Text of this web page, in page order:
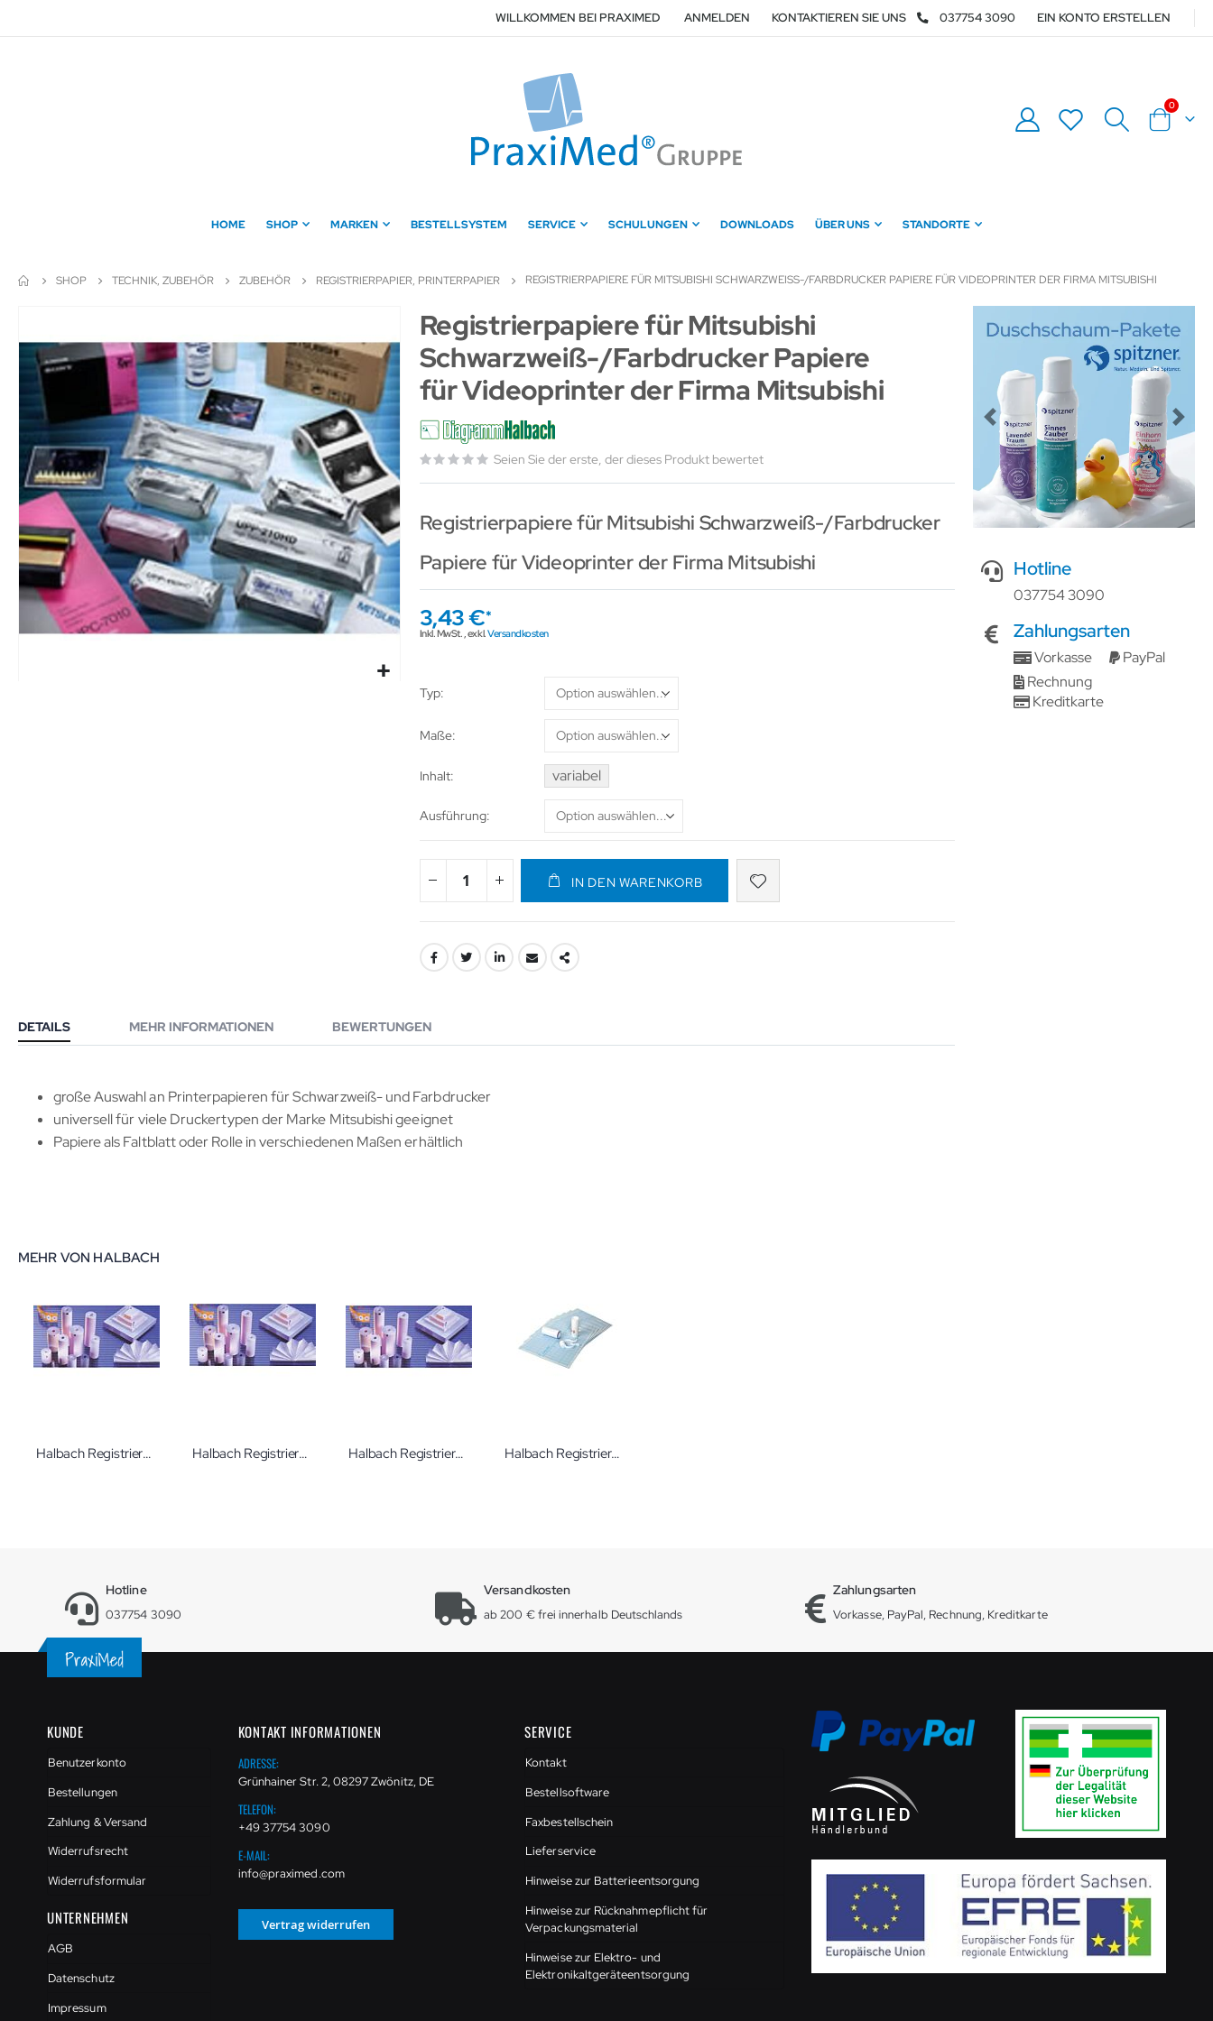
zum
WILLKOMMEN BEI PRAXIMED ANMELDEN KONTAKTIEREN SIE UNS 037754 3090 EIN KONTO ERSTELLEN
Warenkorb
0Artikel
HOME SHOP MARKEN BESTELLSYSTEM SERVICE SCHULUNGEN DOWNLOADS ÜBER UNS STANDORTE
SHOP TECHNIK, ZUBEHÖR ZUBEHÖR REGISTRIERPAPIER, PRINTERPAPIER REGISTRIERPAPIERE FÜR MITSUBISHI SCHWARZWEISS-/FARBDRUCKER PAPIERE FÜR VIDEOPRINTER DER FIRMA MITSUBISHI
der
Bildergalerie
springen
Zum
Anfang
der
Bildergalerie
springen
Registrierpapiere für Mitsubishi
Schwarzweiß-/Farbdrucker Papiere
für Videoprinter der Firma Mitsubishi
Seien Sie der erste, der dieses Produkt bewertet
Registrierpapiere für Mitsubishi Schwarzweiß-/Farbdrucker
Papiere für Videoprinter der Firma Mitsubishi
3,43 €
Inkl. MwSt.,exkl.Versandkosten
Typ
Maße
Inhalt variabel
Ausführung
IN DEN WARENKORB
DETAILS
große Auswahl an Printerpapieren für Schwarzweiß- und Farbdrucker
universell für viele Druckertypen der Marke Mitsubishi geeignet
Papiere als Faltblatt oder Rolle in verschiedenen Maßen erhältlich
MEHR INFORMATIONEN BEWERTUNGEN
MEHR VON HALBACH
Halbach Registrierpapier Bionet CTG CTG-Papiere für verschiedene Geräte der Firma Bionet Halbach Registrierpapier Biosys CTG CTG-Papiere für verschiedene Geräte der Firma Biosys Halbach Registrierpapier Sonicaid Team Care / Meridan 800 Faltlage CTG-Papier Huntleigh Halbach Registrierpapier Spirometer verschiedener Hersteller
Previous Next
Hotline
037754 3090
Zahlungsarten
Vorkasse
PayPal
Rechnung
Kreditkarte
Hotline
037754 3090
Versandkosten
ab 200 € frei innerhalb Deutschlands
Zahlungsarten
Vorkasse, PayPal, Rechnung, Kreditkarte
KUNDE
Benutzerkonto
Bestellungen
Zahlung & Versand
Widerrufsrecht
Widerrufsformular
UNTERNEHMEN
AGB
Datenschutz
Impressum
KONTAKT INFORMATIONEN
ADRESSE:
Grünhainer Str. 2, 08297 Zwönitz, DE
TELEFON:
+49 37754 3090
E-MAIL:
info@praximed.com
Vertrag widerrufen
SERVICE
Kontakt
Bestellsoftware
Faxbestellschein
Lieferservice
Hinweise zur Batterieentsorgung
Hinweise zur Rücknahmepflicht für
Verpackungsmaterial
Hinweise zur Elektro- und
Elektronikaltgeräteentsorgung